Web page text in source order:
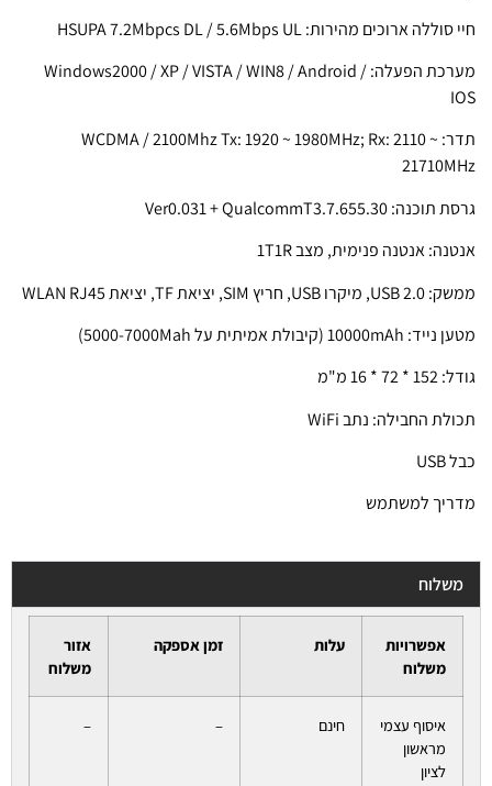
חיי סוללה ארוכים מהירות: HSUPA 7.2Mbpcs DL / 5.6Mbps UL
מערכת הפעלה: Windows2000 / XP / VISTA / WIN8 / Android /
IOS
תדר: WCDMA / 2100Mhz Tx: 1920 ~ 1980MHz; Rx: 2110 ~
21710MHz
גרסת תוכנה: Ver0.031 + QualcommT3.7.655.30
אנטנה: אנטנה פנימית, מצב 1T1R
ממשק: USB 2.0, מיקרו USB, חריץ SIM, יציאת TF, יציאת WLAN RJ45
מטען נייד: 10000mAh (קיבולת אמיתית על 5000-7000Mah)
גודל: 152 * 72 * 16 מ"מ
תכולת החבילה: נתב WiFi
כבל USB
מדריך למשתמש
משלוח
אפשרויות
משלוח
עלות זמן אספקה
אזור
משלוח
איסוף עצמי
מראשון
לציון
חינם –
–